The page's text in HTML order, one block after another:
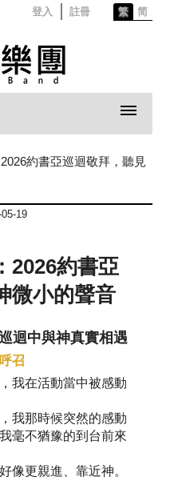
登入 註冊 繁 简
約書亞巡迴敬拜，聽見
19
2026約書亞
微小的聲音
迴中與神真實相遇
召
我在活動當中被感動
我那時候突然的感動
毫不猶豫的到台前來
像更親進、靠近神。